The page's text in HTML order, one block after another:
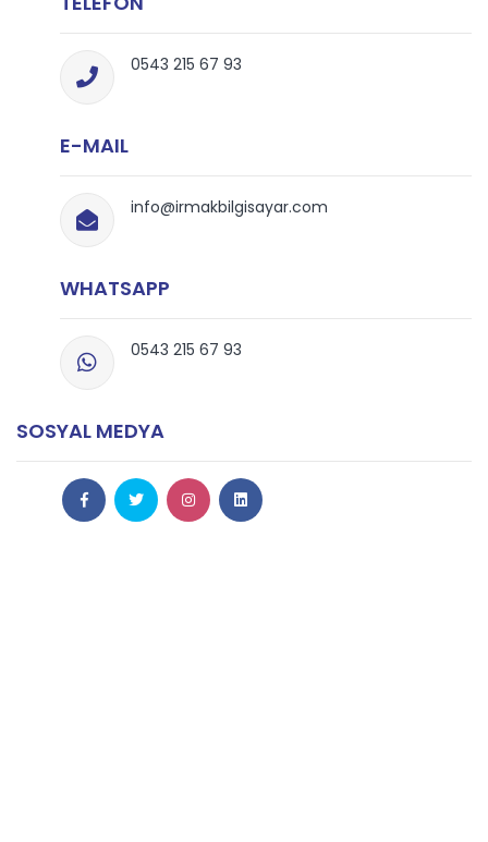
0543 215 67 93
E-MAIL
info@irmakbilgisayar.com
WHATSAPP
0543 215 67 93
SOSYAL MEDYA